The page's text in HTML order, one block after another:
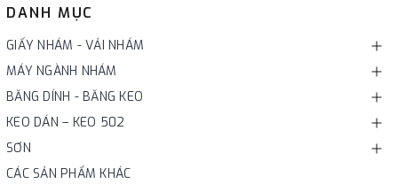
DANH MỤC
GIẤY NHÁM - VẢI NHÁM
MÁY NGÀNH NHÁM
BĂNG DÍNH - BĂNG KEO
KEO DÁN – KEO 502
SƠN
CÁC SẢN PHẨM KHÁC